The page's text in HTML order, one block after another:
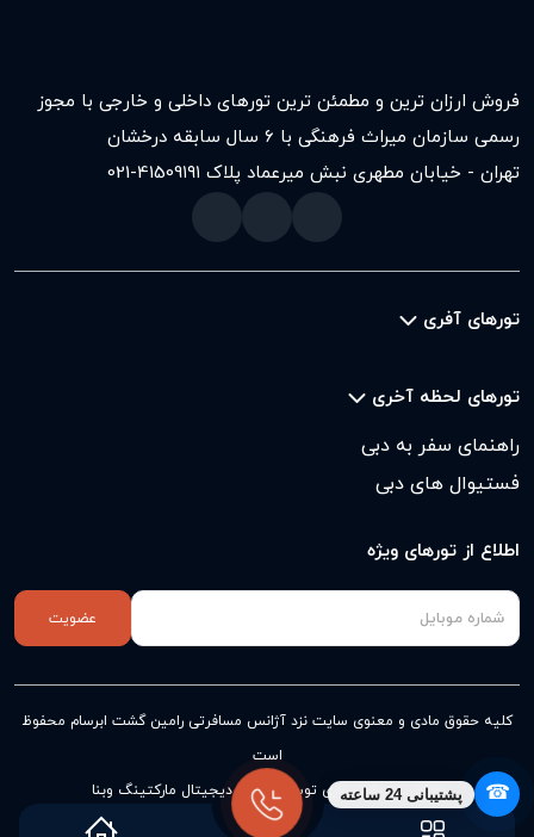
فروش ارزان ترین و مطمئن ترین تورهای داخلی و خارجی با مجوز
رسمی سازمان میراث فرهنگی با ۶ سال سابقه درخشان
تهران - خیابان مطهری نبش میرعماد پلاک ۱۹۱
021-41509
تورهای آفری
تورهای لحظه آخری
راهنمای سفر به دبی
فستیوال های دبی
اطلاع از تورهای ویژه
عضویت
کلیه حقوق مادی و معنوی سایت نزد آژانس مسافرتی رامین گشت ابرسام محفوظ
است
طراحی و پیاده سازی توسط آژانس دیجیتال مارکتینگ وبنا
☎ پشتیبانی 24 ساعته